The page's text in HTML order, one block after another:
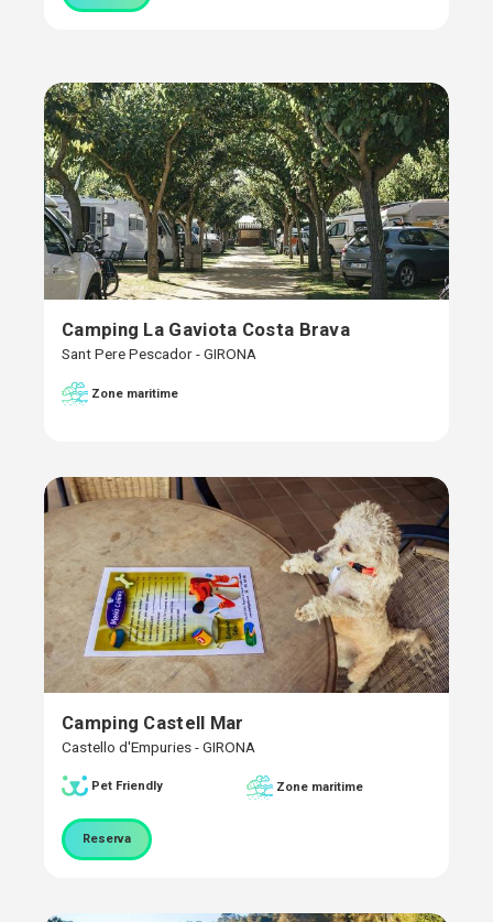
Camping La Gaviota Costa Brava
Sant Pere Pescador - GIRONA
Zone maritime
Camping Castell Mar
Castello d'Empuries - GIRONA
Pet Friendly Zone maritime
Reserva